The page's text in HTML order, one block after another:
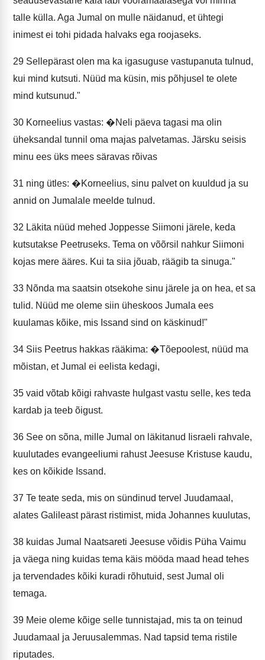
talle külla. Aga Jumal on mulle näidanud, et ühtegi
inimest ei tohi pidada halvaks ega roojaseks.
29 Sellepärast olen ma ka igasuguse vastupanuta tulnud,
kui mind kutsuti. Nüüd ma küsin, mis põhjusel te olete
mind kutsunud."
30 Korneelius vastas: �Neli päeva tagasi ma olin
üheksandal tunnil oma majas palvetamas. Järsku seisis
minu ees üks mees säravas rõivas
31 ning ütles: �Korneelius, sinu palvet on kuuldud ja su
annid on Jumalale meelde tulnud.
32 Läkita nüüd mehed Joppesse Siimoni järele, keda
kutsutakse Peetruseks. Tema on võõrsil nahkur Siimoni
kojas mere ääres. Kui ta siia jõuab, räägib ta sinuga."
33 Nõnda ma saatsin otsekohe sinu järele ja on hea, et sa
tulid. Nüüd me oleme siin üheskoos Jumala ees
kuulamas kõike, mis Issand sind on käskinud!"
34 Siis Peetrus hakkas rääkima: �Tõepoolest, nüüd ma
mõistan, et Jumal ei eelista kedagi,
35 vaid võtab kõigi rahvaste hulgast vastu selle, kes teda
kardab ja teeb õigust.
36 See on sõna, mille Jumal on läkitanud Iisraeli rahvale,
kuulutades evangeeliumi rahust Jeesuse Kristuse kaudu,
kes on kõikide Issand.
37 Te teate seda, mis on sündinud tervel Juudamaal,
alates Galileast pärast ristimist, mida Johannes kuulutas,
38 kuidas Jumal Naatsareti Jeesuse võidis Püha Vaimu
ja väega ning kuidas tema käis mööda maad head tehes
ja tervendades kõiki kuradi rõhutuid, sest Jumal oli
temaga.
39 Meie oleme kõige selle tunnistajad, mis ta on teinud
Juudamaal ja Jeruusalemmas. Nad tapsid tema ristile
riputades.